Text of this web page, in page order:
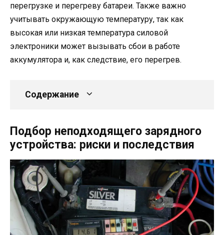
перегрузке и перегреву батареи. Также важно
учитывать окружающую температуру, так как
высокая или низкая температура силовой
электроники может вызывать сбои в работе
аккумулятора и, как следствие, его перегрев.
Содержание
Подбор неподходящего зарядного
устройства: риски и последствия